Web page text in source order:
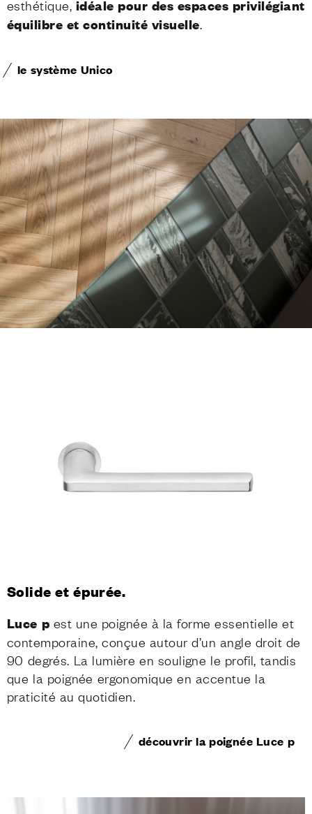
esthétique, idéale pour des espaces privilégiant
équilibre et continuité visuelle
le système Unico
Solide et épurée.
Luce p est une poignée à la forme essentielle et
contemporaine, conçue autour d’un angle droit de
90 degrés. La lumière en souligne le profil, tandis
que la poignée ergonomique en accentue la
praticité au quotidien.
découvrir la poignée Luce p